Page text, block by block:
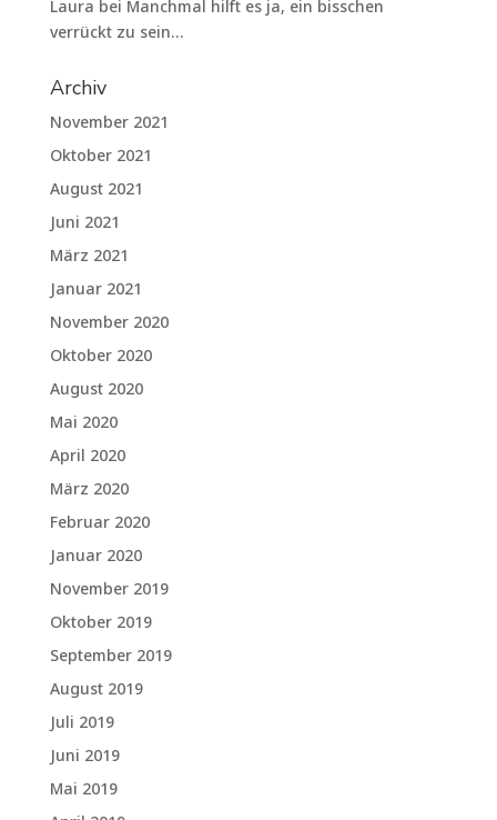
Laura bei Manchmal hilft es ja, ein bisschen
verrückt zu sein…
Archiv
November 2021
Oktober 2021
August 2021
Juni 2021
März 2021
Januar 2021
November 2020
Oktober 2020
August 2020
Mai 2020
April 2020
März 2020
Februar 2020
Januar 2020
November 2019
Oktober 2019
September 2019
August 2019
Juli 2019
Juni 2019
Mai 2019